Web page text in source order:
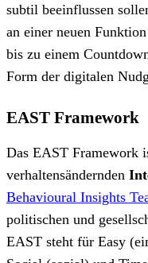
subtil beeinflussen
an einer neuen
bis zu einem
Form der digitalen
EAST Framework
Das EAST Framework
verhaltensändernden
Behavioural Insights
politischen und
EAST steht für Easy